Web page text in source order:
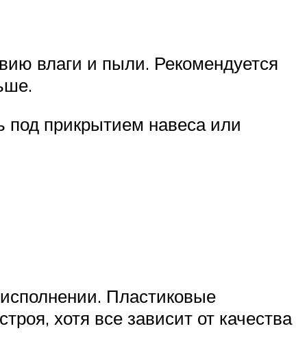
влаги и пыли. Рекомендуется
прикрытием навеса или
Пластиковые
хотя все зависит от качества